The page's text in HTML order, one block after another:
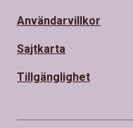
Användarvillkor
Sajtkarta
Tillgänglighet